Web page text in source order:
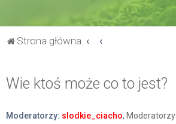
Strona główna
Wie ktoś może co to jest?
Moderatorzy: slodkie_ciacho, Moderatorzy